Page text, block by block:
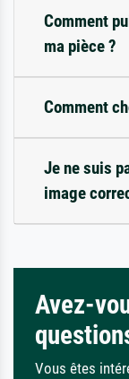
Comment
ma pièce ?
Comment
Je ne suis
image
Avez-
Vous êtes